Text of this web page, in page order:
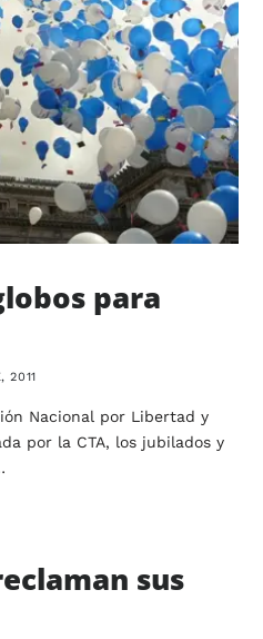
para
2011
Nacional por Libertad y
por la CTA, los jubilados y
sus